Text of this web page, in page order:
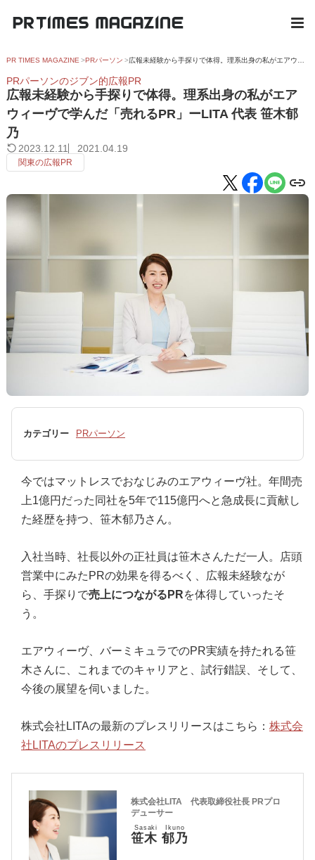
PR TIMES MAGAZINE PRパーソン
PRパーソンのジブン的広報PR
広報未経験から手探りで体得。理系出身の私がエア
ウィーヴで学んだ「売れるPR」ーLITA 代表 笹木郁
乃
2023.12.11 2021.04.19
関東の広報PR
カテゴリー PRパーソン
今ではマットレスでおなじみのエアウィーヴ社。年間売
上1億円だった同社を5年で115億円へと急成長に貢献し
た経歴を持つ、笹木郁乃さん。
入社当時、社長以外の正社員は笹木さんただ一人。店頭
営業中にみたPRの効果を得るべく、広報未経験なが
ら、手探りで売上につながるPRを体得していったそ
う。
エアウィーヴ、バーミキュラでのPR実績を持たれる笹
木さんに、これまでのキャリアと、試行錯誤、そして、
今後の展望を伺いました。
株式会社LITAの最新のプレスリリースはこちら： 株式会
社LITAのプレスリリース
株式会社LITA 代表取締役社長 PRプロ
デューサー
笹木 郁乃
Sasaki Ikuno